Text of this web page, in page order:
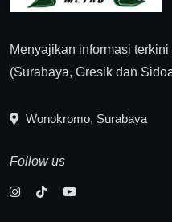
Menyajikan informasi
(Surabaya, Gresik dan
Wonokromo, Surabaya
Follow us